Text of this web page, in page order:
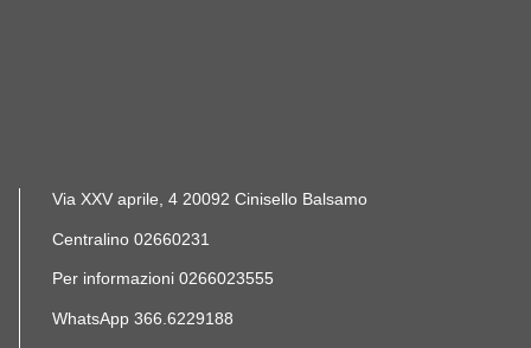
Via XXV aprile, 4 20092 Cinisello Balsamo
Centralino 02660231
Per informazioni 0266023555
WhatsApp 366.6229188